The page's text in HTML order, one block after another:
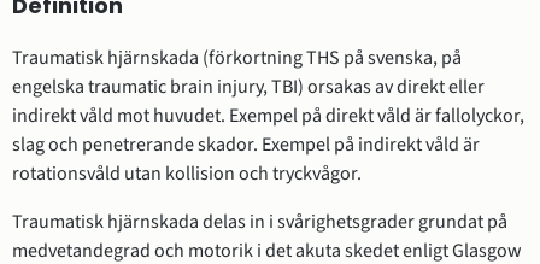
Traumatisk hjärnskada (förkortning THS på svenska, på
engelska traumatic brain injury, TBI) orsakas av direkt eller
indirekt våld mot huvudet. Exempel på direkt våld är fallolyckor,
slag och penetrerande skador. Exempel på indirekt våld är
rotationsvåld utan kollision och tryckvågor.
Traumatisk hjärnskada delas in i svårighetsgrader grundat på
medvetandegrad och motorik i det akuta skedet enligt Glasgow